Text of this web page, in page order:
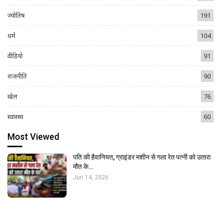
ज्योतिष 191
धर्म 104
वीडियो 91
राजनीति 90
खेल 76
स्वास्थ्य 60
Most Viewed
पति की हैवानियत, ग्राइंडर मशीन से गला रेत पत्नी को उतारा
मौत के…
Jun 14, 2026